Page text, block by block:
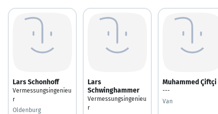
Lars Schonhoff
Vermessungsingenieu
r
Oldenburg
Lars
Schwinghammer
Vermessungsingenieu
r
Muhammed Çiftçi
---
Van